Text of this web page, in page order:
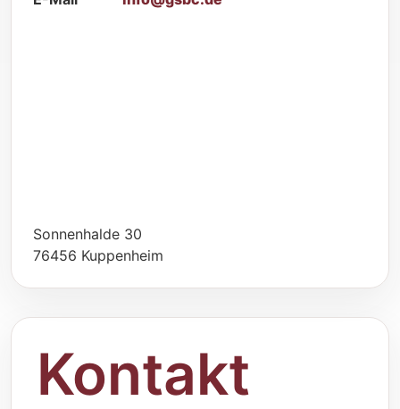
Sonnenhalde 30
76456 Kuppenheim
Kontakt